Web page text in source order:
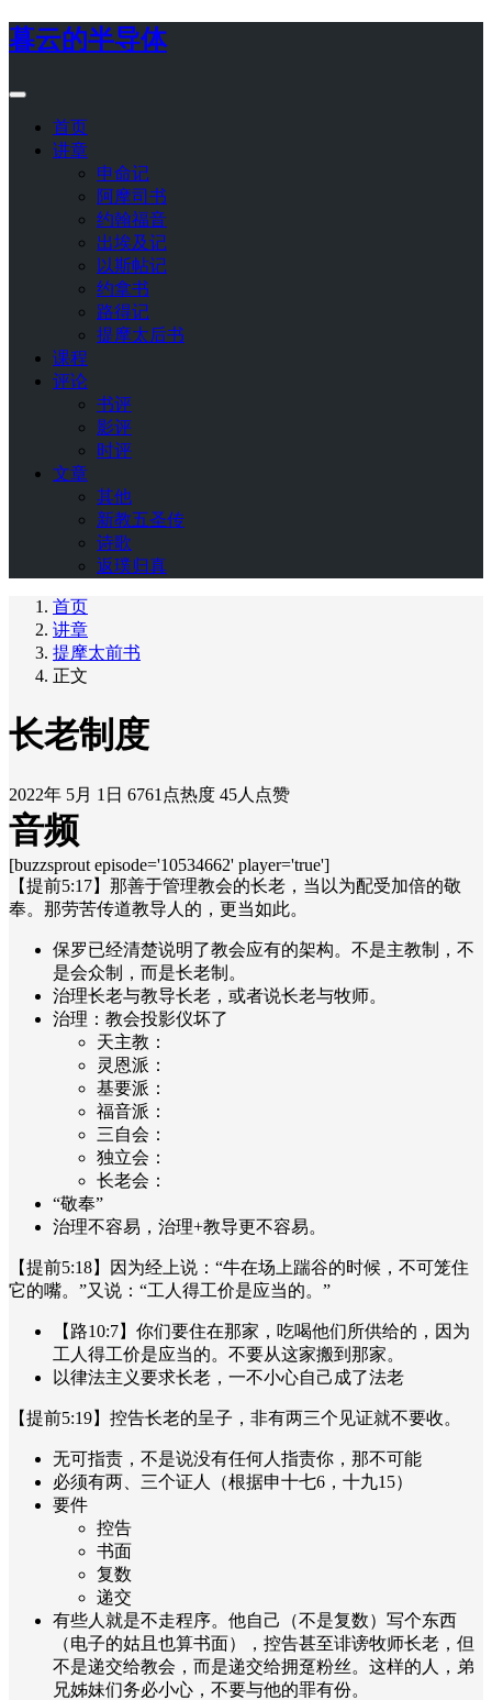
暮云的半导体
首页
讲章
申命记
阿摩司书
约翰福音
出埃及记
以斯帖记
约拿书
路得记
提摩太后书
课程
评论
书评
影评
时评
文章
其他
新教五圣传
诗歌
返璞归真
首页
讲章
提摩太前书
正文
长老制度
2022年 5月 1日 6761点热度 45人点赞
音频
[buzzsprout episode='10534662' player='true']
【提前5:17】那善于管理教会的长老，当以为配受加倍的敬
奉。那劳苦传道教导人的，更当如此。
保罗已经清楚说明了教会应有的架构。不是主教制，不
是会众制，而是长老制。
治理长老与教导长老，或者说长老与牧师。
治理：教会投影仪坏了
天主教：
灵恩派：
基要派：
福音派：
三自会：
独立会：
长老会：
“敬奉”
治理不容易，治理+教导更不容易。
【提前5:18】因为经上说：“牛在场上踹谷的时候，不可笼住
它的嘴。”又说：“工人得工价是应当的。”
【路10:7】你们要住在那家，吃喝他们所供给的，因为
工人得工价是应当的。不要从这家搬到那家。
以律法主义要求长老，一不小心自己成了法老
【提前5:19】控告长老的呈子，非有两三个见证就不要收。
无可指责，不是说没有任何人指责你，那不可能
必须有两、三个证人（根据申十七6，十九15）
要件
控告
书面
复数
递交
有些人就是不走程序。他自己（不是复数）写个东西
（电子的姑且也算书面），控告甚至诽谤牧师长老，但
不是递交给教会，而是递交给拥趸粉丝。这样的人，弟
兄姊妹们务必小心，不要与他的罪有份。